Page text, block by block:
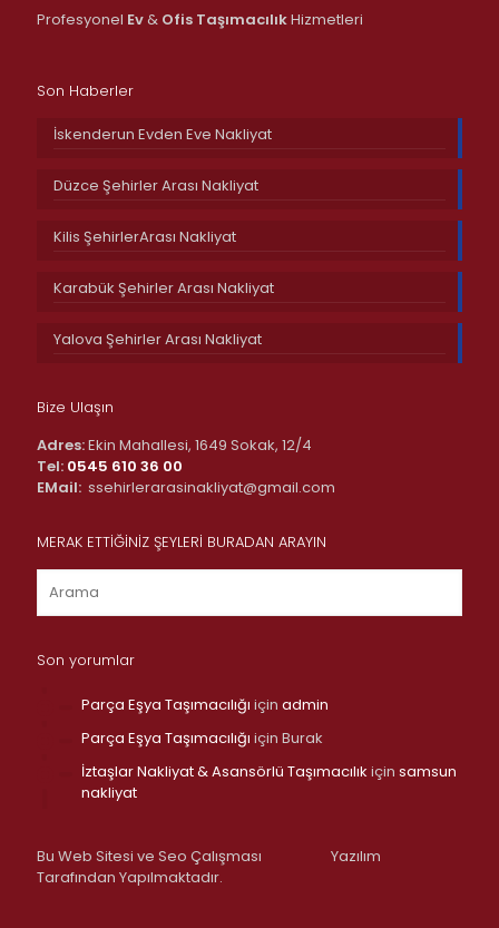
Profesyonel Ev& Ofis TaşımacılıkHizmetleri
Son Haberler
İskenderun Evden Eve Nakliyat
Düzce Şehirler Arası Nakliyat
Kilis ŞehirlerArası Nakliyat
Karabük Şehirler Arası Nakliyat
Yalova Şehirler Arası Nakliyat
Bize Ulaşın
Adres:Ekin Mahallesi, 1649 Sokak, 12/4
Tel: 0545 610 36 00
EMail: ssehirlerarasinakliyat@gmail.com
MERAK ETTİĞİNİZ ŞEYLERİ BURADAN ARAYIN
Son yorumlar
Parça Eşya Taşımacılığı için admin
Parça Eşya Taşımacılığı için Burak
İztaşlar Nakliyat & Asansörlü Taşımacılık için samsun
nakliyat
Bu Web Sitesi ve Seo Çalışması
Yazılım
Tarafından Yapılmaktadır.